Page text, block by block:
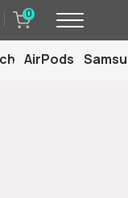
0
AirPods